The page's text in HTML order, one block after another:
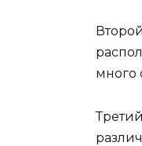
много